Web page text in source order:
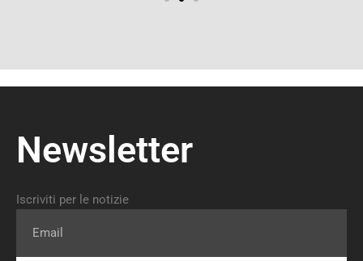
Newsletter
Iscriviti per le notizie